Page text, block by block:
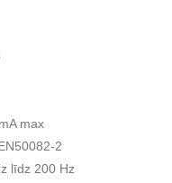
max
2
līdz 200 Hz